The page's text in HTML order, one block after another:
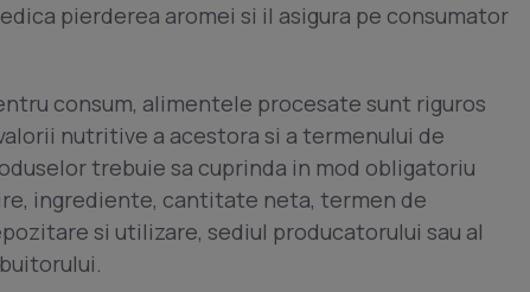
pierderea aromei si il asigura pe consumator
consum, alimentele procesate sunt riguros
nutritive a acestora si a termenului de
trebuie sa cuprinda in mod obligatoriu
ingrediente, cantitate neta, termen de
si utilizare, sediul producatorului sau al